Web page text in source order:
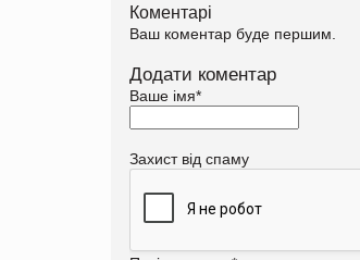
Коментарі
Ваш коментар буде першим.
Додати коментар
Ваше імя*
Захист від спаму